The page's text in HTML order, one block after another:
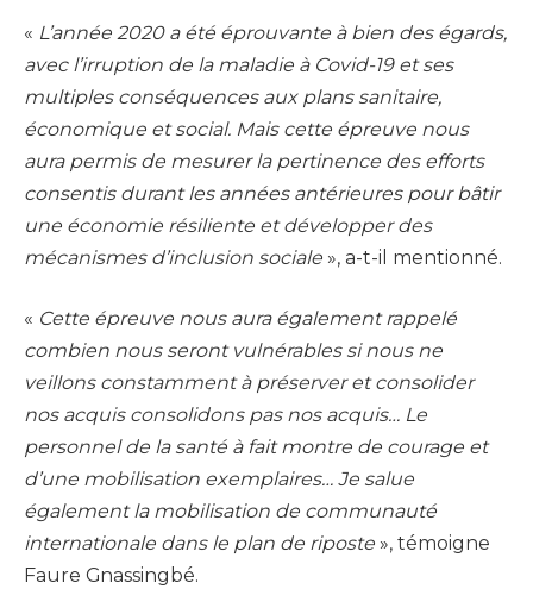
« L’année 2020 a été éprouvante à bien des égards,
avec l’irruption de la maladie à Covid-19 et ses
multiples conséquences aux plans sanitaire,
économique et social. Mais cette épreuve nous
aura permis de mesurer la pertinence des efforts
consentis durant les années antérieures pour bâtir
une économie résiliente et développer des
mécanismes d’inclusion sociale », a-t-il mentionné.
« Cette épreuve nous aura également rappelé
combien nous seront vulnérables si nous ne
veillons constamment à préserver et consolider
nos acquis consolidons pas nos acquis… Le
personnel de la santé à fait montre de courage et
d’une mobilisation exemplaires… Je salue
également la mobilisation de communauté
internationale dans le plan de riposte », témoigne
Faure Gnassingbé.